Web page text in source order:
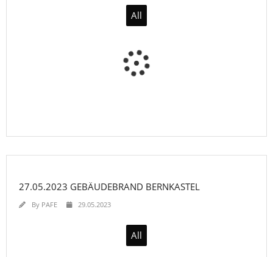
All
27.05.2023 GEBÄUDEBRAND BERNKASTEL
By PAFE 29.05.2023
All